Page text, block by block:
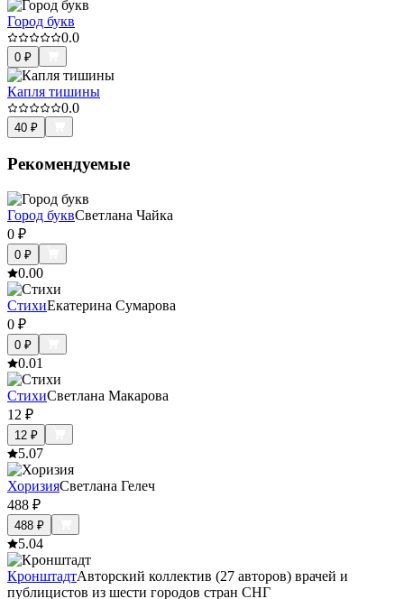
Город букв
0.0
0 ₽
Капля тишины
0.0
40 ₽
Рекомендуемые
Город буквСветлана Чайка
0 ₽
0 ₽
0.00
СтихиЕкатерина Сумарова
0 ₽
0 ₽
0.01
СтихиСветлана Макарова
12 ₽
12 ₽
5.07
ХоризияСветлана Гелеч
488 ₽
488 ₽
5.04
КронштадтАвторский коллектив (27 авторов) врачей и
публицистов из шести городов стран СНГ